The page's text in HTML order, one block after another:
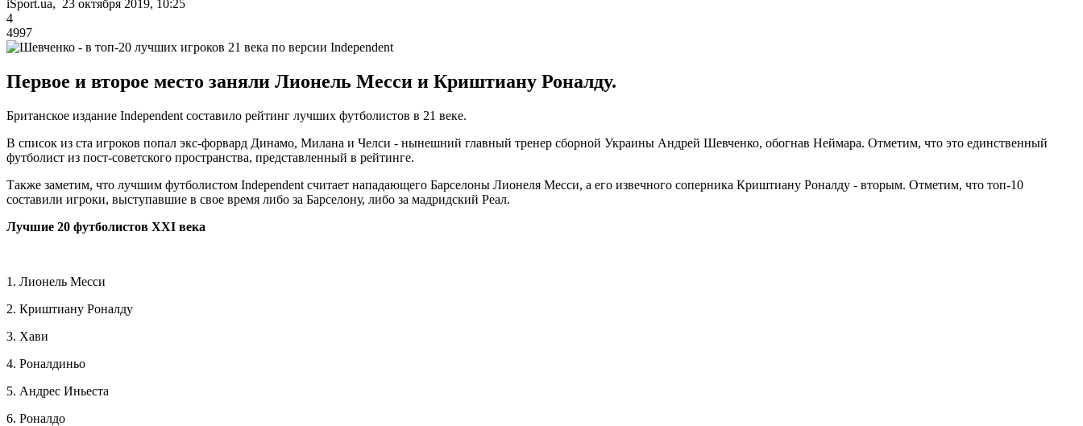
iSport.ua, 23 октября 2019, 10:25
4
4997
Первое и второе место заняли Лионель Месси и Криштиану Роналду.
Британское издание Independent составило рейтинг лучших футболистов в 21 веке.
В список из ста игроков попал экс-форвард Динамо, Милана и Челси - нынешний главный тренер сборной Украины Андрей Шевченко, обогнав Неймара. Отметим, что это единственный
футболист из пост-советского пространства, представленный в рейтинге.
Также заметим, что лучшим футболистом Independent считает нападающего Барселоны Лионеля Месси, а его извечного соперника Криштиану Роналду - вторым. Отметим, что топ-10
составили игроки, выступавшие в свое время либо за Барселону, либо за мадридский Реал.
Лучшие 20 футболистов XXI века
1. Лионель Месси
2. Криштиану Роналду
3. Хави
4. Роналдиньо
5. Андрес Иньеста
6. Роналдо